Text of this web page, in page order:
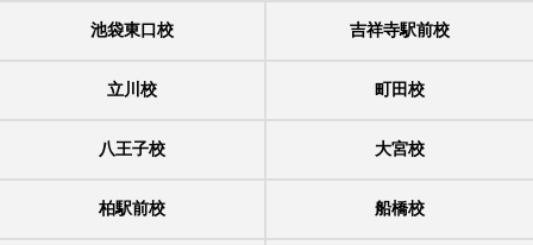
池袋東口校 吉祥寺駅前校
立川校 町田校
八王子校 大宮校
柏駅前校 船橋校